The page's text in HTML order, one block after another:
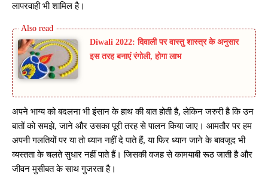
लापरवाही भी शामिल है।
Diwali 2022: दिवाली पर वास्तु शास्त्र के अनुसार
इस तरह बनाएं रंगोली, होगा लाभ
अपने भाग्य को बदलना भी इंसान के हाथ की बात होती है, लेकिन जरुरी है कि उन
बातों को समझे, जाने और उसका पूरी तरह से पालन किया जाए। आमतौर पर हम
अपनी गलतियों पर या तो ध्यान नहीं दे पाते हैं, या फिर ध्यान जाने के बावजूद भी
व्यस्तता के चलते सुधार नहीं पाते हैं। जिसकी वजह से कामयाबी रूठ जाती है और
जीवन मुसीबत के साथ गुजरता है।